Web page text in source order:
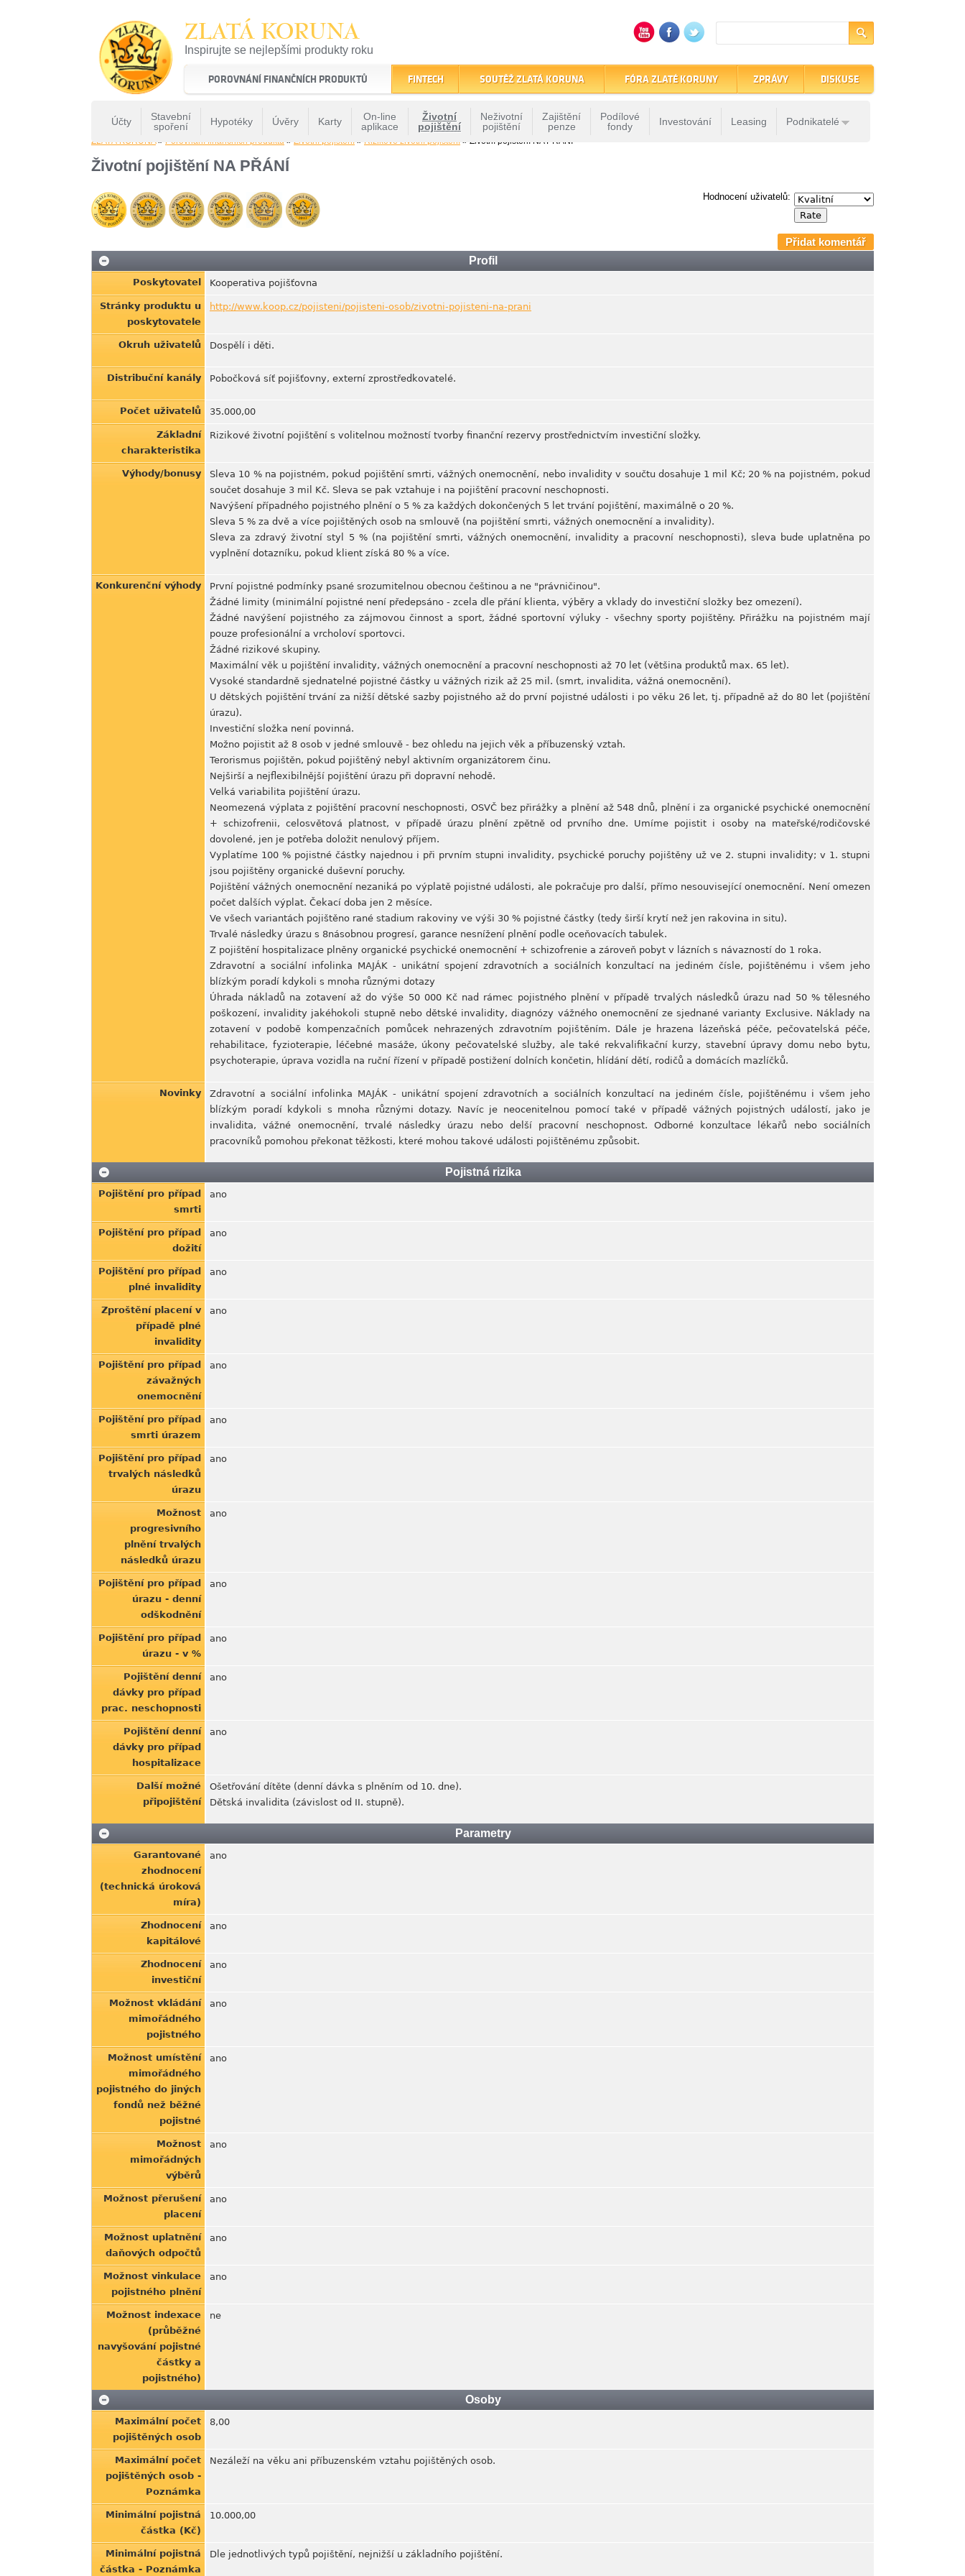
ZLATÁ KORUNA
Inspirujte se nejlepšími produkty roku
22 let tradice a kvality na finančním trhu
POROVNÁNÍ FINANČNÍCH PRODUKTŮ
Účty
Stavební
spoření
Hypotéky Úvěry Karty
On-line
aplikace
Životní
pojištění
Neživotní
pojištění
Zajištění
penze
Podílové
fondy
Investování Leasing Podnikatelé
FINTECH SOUTĚŽ ZLATÁ KORUNA FÓRA ZLATÉ KORUNY ZPRÁVY DISKUSE
ZLATÁ KORUNA» Porovnání finančních produktů » Životní pojištění » Rizikové životní pojištění » Životní pojištění NA PŘÁNÍ
Životní pojištění NA PŘÁNÍ
Hodnocení uživatelů:
Přidat komentář
Profil
Poskytovatel Kooperativa pojišťovna
Stránky produktu u
poskytovatele
http://www.koop.cz/pojisteni/pojisteni-osob/zivotni-pojisteni-na-prani
Okruh uživatelů Dospělí i děti.
Distribuční kanály Pobočková síť pojišťovny, externí zprostředkovatelé.
Počet uživatelů 35.000,00
Základní
charakteristika
Rizikové životní pojištění s volitelnou možností tvorby finanční rezervy prostřednictvím investiční složky.
Výhody/bonusy
Sleva 10 % na pojistném, pokud pojištění smrti, vážných onemocnění, nebo invalidity v součtu dosahuje 1 mil Kč; 20 % na pojistném, pokud
součet dosahuje 3 mil Kč. Sleva se pak vztahuje i na pojištění pracovní neschopnosti.
Navýšení případného pojistného plnění o 5 % za každých dokončených 5 let trvání pojištění, maximálně o 20 %.
Sleva 5 % za dvě a více pojištěných osob na smlouvě (na pojištění smrti, vážných onemocnění a invalidity).
Sleva za zdravý životní styl 5 % (na pojištění smrti, vážných onemocnění, invalidity a pracovní neschopnosti), sleva bude uplatněna po
vyplnění dotazníku, pokud klient získá 80 % a více.
Konkurenční výhody
První pojistné podmínky psané srozumitelnou obecnou češtinou a ne "právničinou".
Žádné limity (minimální pojistné není předepsáno - zcela dle přání klienta, výběry a vklady do investiční složky bez omezení).
Žádné navýšení pojistného za zájmovou činnost a sport, žádné sportovní výluky - všechny sporty pojištěny. Přirážku na pojistném mají
pouze profesionální a vrcholoví sportovci.
Žádné rizikové skupiny.
Maximální věk u pojištění invalidity, vážných onemocnění a pracovní neschopnosti až 70 let (většina produktů max. 65 let).
Vysoké standardně sjednatelné pojistné částky u vážných rizik až 25 mil. (smrt, invalidita, vážná onemocnění).
U dětských pojištění trvání za nižší dětské sazby pojistného až do první pojistné události i po věku 26 let, tj. případně až do 80 let (pojištění
úrazu).
Investiční složka není povinná.
Možno pojistit až 8 osob v jedné smlouvě - bez ohledu na jejich věk a příbuzenský vztah.
Terorismus pojištěn, pokud pojištěný nebyl aktivním organizátorem činu.
Nejširší a nejflexibilnější pojištění úrazu při dopravní nehodě.
Velká variabilita pojištění úrazu.
Neomezená výplata z pojištění pracovní neschopnosti, OSVČ bez přirážky a plnění až 548 dnů, plnění i za organické psychické onemocnění
+ schizofrenii, celosvětová platnost, v případě úrazu plnění zpětně od prvního dne. Umíme pojistit i osoby na mateřské/rodičovské
dovolené, jen je potřeba doložit nenulový příjem.
Vyplatíme 100 % pojistné částky najednou i při prvním stupni invalidity, psychické poruchy pojištěny už ve 2. stupni invalidity; v 1. stupni
jsou pojištěny organické duševní poruchy.
Pojištění vážných onemocnění nezaniká po výplatě pojistné události, ale pokračuje pro další, přímo nesouvisející onemocnění. Není omezen
počet dalších výplat. Čekací doba jen 2 měsíce.
Ve všech variantách pojištěno rané stadium rakoviny ve výši 30 % pojistné částky (tedy širší krytí než jen rakovina in situ).
Trvalé následky úrazu s 8násobnou progresí, garance nesnížení plnění podle oceňovacích tabulek.
Z pojištění hospitalizace plněny organické psychické onemocnění + schizofrenie a zároveň pobyt v lázních s návazností do 1 roka.
Zdravotní a sociální infolinka MAJÁK - unikátní spojení zdravotních a sociálních konzultací na jediném čísle, pojištěnému i všem jeho
blízkým poradí kdykoli s mnoha různými dotazy
Úhrada nákladů na zotavení až do výše 50 000 Kč nad rámec pojistného plnění v případě trvalých následků úrazu nad 50 % tělesného
poškození, invalidity jakéhokoli stupně nebo dětské invalidity, diagnózy vážného onemocnění ze sjednané varianty Exclusive. Náklady na
zotavení v podobě kompenzačních pomůcek nehrazených zdravotním pojištěním. Dále je hrazena lázeňská péče, pečovatelská péče,
rehabilitace, fyzioterapie, léčebné masáže, úkony pečovatelské služby, ale také rekvalifikační kurzy, stavební úpravy domu nebo bytu,
psychoterapie, úprava vozidla na ruční řízení v případě postižení dolních končetin, hlídání dětí, rodičů a domácích mazlíčků.
Novinky
Zdravotní a sociální infolinka MAJÁK - unikátní spojení zdravotních a sociálních konzultací na jediném čísle, pojištěnému i všem jeho
blízkým poradí kdykoli s mnoha různými dotazy. Navíc je neocenitelnou pomocí také v případě vážných pojistných událostí, jako je
invalidita, vážné onemocnění, trvalé následky úrazu nebo delší pracovní neschopnost. Odborné konzultace lékařů nebo sociálních
pracovníků pomohou překonat těžkosti, které mohou takové události pojištěnému způsobit.
Pojistná rizika
Pojištění pro případ
smrti
ano
Pojištění pro případ
dožití
ano
Pojištění pro případ
plné invalidity
ano
Zproštění placení v
případě plné
invalidity
ano
Pojištění pro případ
závažných
onemocnění
ano
Pojištění pro případ
smrti úrazem
ano
Pojištění pro případ
trvalých následků
úrazu
ano
Možnost
progresivního
plnění trvalých
následků úrazu
ano
Pojištění pro případ
úrazu - denní
odškodnění
ano
Pojištění pro případ
úrazu - v %
ano
Pojištění denní
dávky pro případ
prac. neschopnosti
ano
Pojištění denní
dávky pro případ
hospitalizace
ano
Další možné
připojištění
Ošetřování dítěte (denní dávka s plněním od 10. dne).
Dětská invalidita (závislost od II. stupně).
Parametry
Garantované
zhodnocení
(technická úroková
míra)
ano
Zhodnocení
kapitálové
ano
Zhodnocení
investiční
ano
Možnost vkládání
mimořádného
pojistného
ano
Možnost umístění
mimořádného
pojistného do jiných
fondů než běžné
pojistné
ano
Možnost
mimořádných
výběrů
ano
Možnost přerušení
placení
ano
Možnost uplatnění
daňových odpočtů
ano
Možnost vinkulace
pojistného plnění
ano
Možnost indexace
(průběžné
navyšování pojistné
částky a
pojistného)
ne
Osoby
Maximální počet
pojištěných osob
8,00
Maximální počet
pojištěných osob -
Poznámka
Nezáleží na věku ani příbuzenském vztahu pojištěných osob.
Minimální pojistná
částka (Kč)
10.000,00
Minimální pojistná
částka - Poznámka
Dle jednotlivých typů pojištění, nejnižší u základního pojištění.